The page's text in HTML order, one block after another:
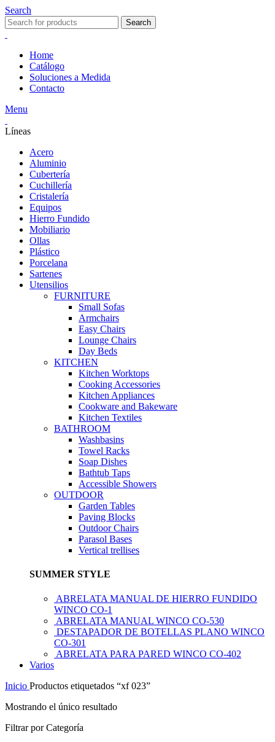
Search
Search
Home
Catálogo
Soluciones a Medida
Contacto
Menu
Líneas
Acero
Aluminio
Cubertería
Cuchillería
Cristalería
Equipos
Hierro Fundido
Mobiliario
Ollas
Plástico
Porcelana
Sartenes
Utensilios
FURNITURE
Small Sofas
Armchairs
Easy Chairs
Lounge Chairs
Day Beds
KITCHEN
Kitchen Worktops
Cooking Accessories
Kitchen Appliances
Cookware and Bakeware
Kitchen Textiles
BATHROOM
Washbasins
Towel Racks
Soap Dishes
Bathtub Taps
Accessible Showers
OUTDOOR
Garden Tables
Paving Blocks
Outdoor Chairs
Parasol Bases
Vertical trellises
SUMMER STYLE
ABRELATA MANUAL DE HIERRO FUNDIDO
WINCO CO-1
ABRELATA MANUAL WINCO CO-530
DESTAPADOR DE BOTELLAS PLANO WINCO
CO-301
ABRELATA PARA PARED WINCO CO-402
Varios
Inicio Productos etiquetados “xf 023”
Mostrando el único resultado
Filtrar por Categoría